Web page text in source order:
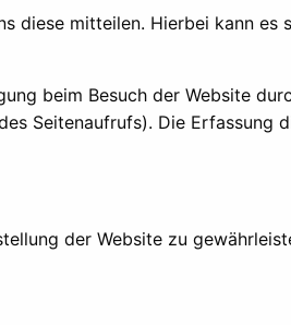
diese mitteilen. Hierbei kann
beim Besuch der Website
Seitenaufrufs). Die
der Website zu